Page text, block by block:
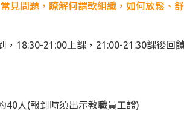
見問題，瞭解何謂軟組織，如何放鬆、
18:30-21:00上課，21:00-21:30課後回
40人(報到時須出示教職員工證)